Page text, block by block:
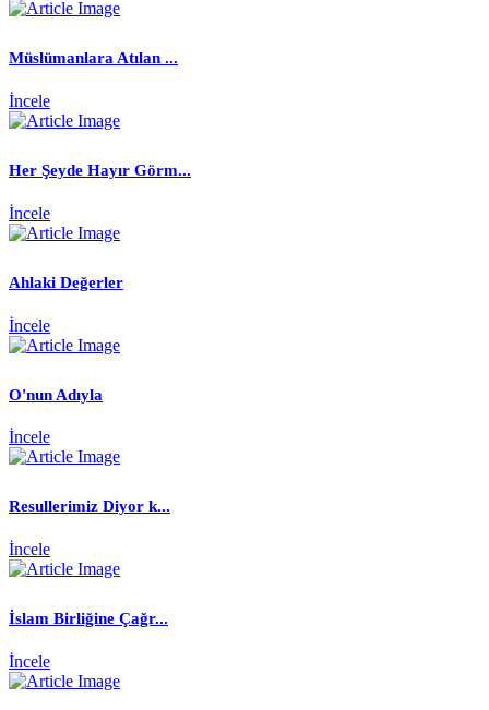
Müslümanlara Atılan ...
İncele
Her Şeyde Hayır Görm...
İncele
Ahlaki Değerler
İncele
O'nun Adıyla
İncele
Resullerimiz Diyor k...
İncele
İslam Birliğine Çağr...
İncele